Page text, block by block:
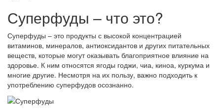
Суперфуды – что это?
Суперфуды – это продукты с высокой концентрацией
витаминов, минералов, антиоксидантов и других питательных
веществ, которые могут оказывать благоприятное влияние на
здоровье. К ним относятся ягоды годжи, чиа, киноа, куркума и
многие другие. Несмотря на их пользу, важно подходить к
употреблению суперфудов осознанно.